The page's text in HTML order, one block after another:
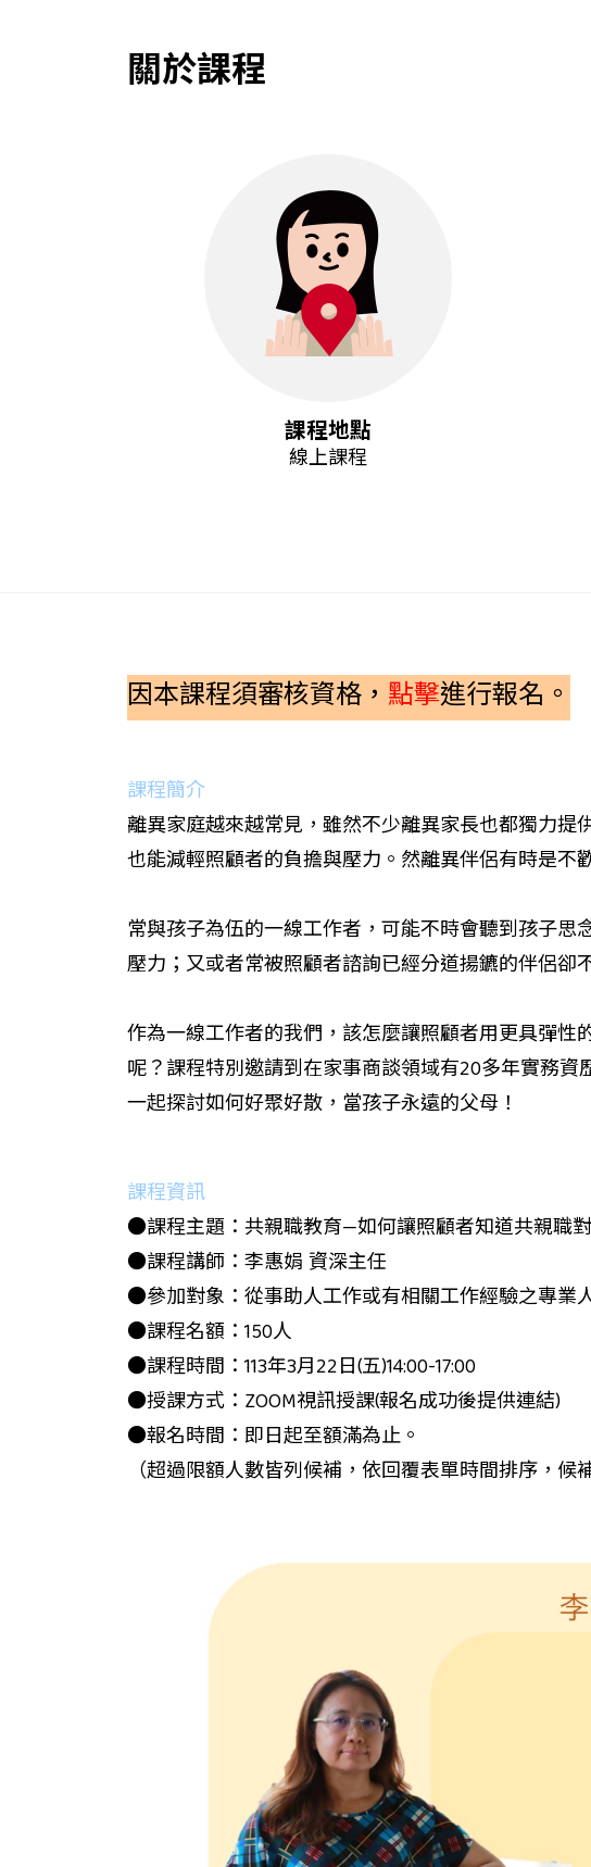
關於課程
課程地點
線上課程
因本課程須審核資格， 點擊進行報名。
課程簡介
離異家庭越來越常見，雖然不少離異家長也都獨力
也能減輕照顧者的負擔與壓力。然離異伴侶有時是
常與孩子為伍的一線工作者，可能不時會聽到孩子
壓力；又或者常被照顧者諮詢已經分道揚鑣的伴侶卻
作為一線工作者的我們，該怎麼讓照顧者用更具彈
呢？課程特別邀請到在家事商談領域有20多年實務
一起探討如何好聚好散，當孩子永遠的父母！
課程資訊
●課程主題：共親職教育—如何讓照顧者知道共親職
●課程講師：李惠娟 資深主任
●參加對象：從事助人工作或有相關工作經驗之專業
●課程名額：150人
●課程時間：113年3月22日(五)14:00-17:00
●授課方式：ZOOM視訊授課(報名成功後提供連結)
●報名時間：即日起至額滿為止。
（超過限額人數皆列候補，依回覆表單時間排序，候